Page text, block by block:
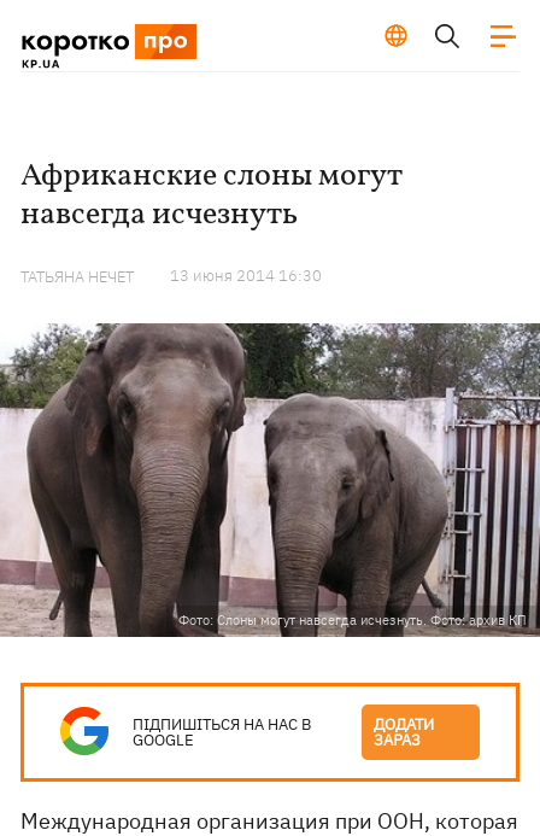
Африканские слоны могут
навсегда исчезнуть
ТАТЬЯНА НЕЧЕТ 13 июня 2014 16:30
Фото: Слоны могут навсегда исчезнуть. Фото: архив КП
ПІДПИШІТЬСЯ НА НАС В
GOOGLE
ДОДАТИ
ЗАРАЗ
Международная организация при ООН, которая